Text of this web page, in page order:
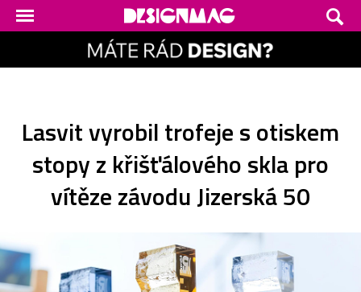
Lasvit vyrobil trofeje s otiskem
stopy z křišťálového skla pro
vítěze závodu Jizerská 50